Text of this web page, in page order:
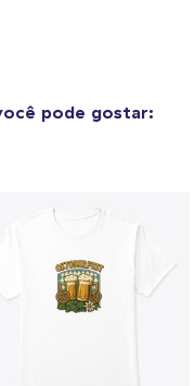
pode gostar: